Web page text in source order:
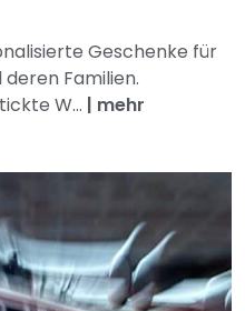
Geschenke für
Familien.
W... | mehr